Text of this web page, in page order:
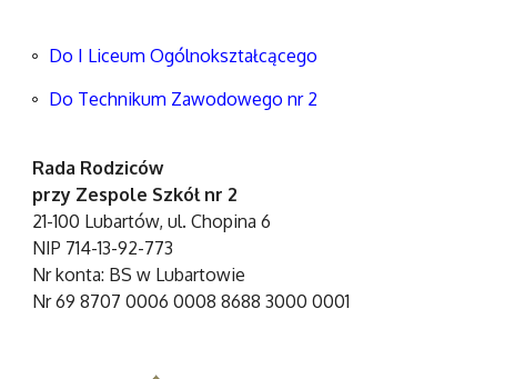
Do I Liceum Ogólnokształcącego
Do Technikum Zawodowego nr 2
Rada Rodziców
przy Zespole Szkół nr 2
21-100 Lubartów, ul. Chopina 6
NIP 714-13-92-773
Nr konta: BS w Lubartowie
Nr 69 8707 0006 0008 8688 3000 0001